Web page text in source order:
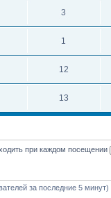
3
1
12
13
при каждом посещении
за последние 5 минут)